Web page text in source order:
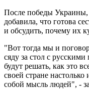
После победы Украины,
добавила, что готова
и обсудить, почему их
"Вот тогда мы и
сяду за стол с
будут решать, как это
своей стране
собой мысль людей", -